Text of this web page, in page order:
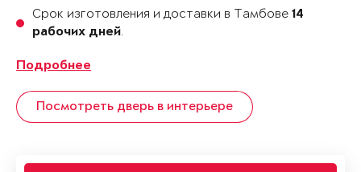
Срок изготовления и доставки в Тамбове 14
рабочих дней.
Подробнее
Посмотреть дверь в интерьере